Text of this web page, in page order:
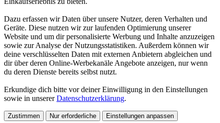
Dazu erfassen wir Daten über unsere Nutzer, deren Verhalten und
Geräte. Diese nutzen wir zur laufenden Optimierung unserer
Website und um dir personalisierte Werbung und Inhalte anzuzeigen
sowie zur Analyse der Nutzungsstatistiken. Außerdem können wir
deine verschlüsselten Daten mit externen Anbietern abgleichen und
dir über deren Online-Werbekanäle Angebote anzeigen, nur wenn
du deren Dienste bereits selbst nutzt.
Erkundige dich bitte vor deiner Einwilligung in den Einstellungen
sowie in unsererDatenschutzerklärung.
Zustimmen Nur erforderliche Einstellungen anpassen